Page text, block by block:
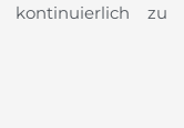
kontinuierlich zu